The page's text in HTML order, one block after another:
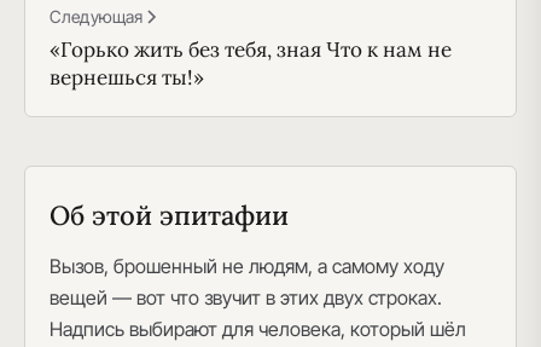
Следующая
«Горько жить без тебя, зная Что к нам не
вернешься ты!»
Об этой эпитафии
Вызов, брошенный не людям, а самому ходу
вещей — вот что звучит в этих двух строках.
Надпись выбирают для человека, который шёл